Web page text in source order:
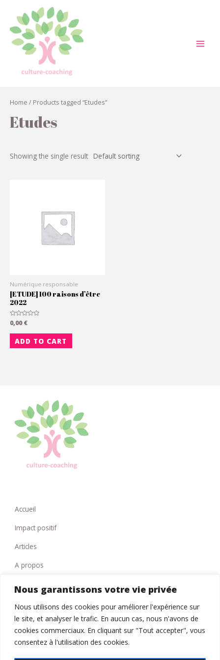
Nous garantissons votre vie privée
Nous utilisons des cookies pour améliorer l'expérience sur
le site, et analyser le trafic. En aucun cas, nous n'avons de
cookies commerciaux. En cliquant sur "Tout accepter", vous
consentez à l'utilisation des cookies.
contenu
Home / Products tagged “Etudes”
Etudes
Showing the single result
Numérique responsable
[ETUDE] 100 raisons d’être
2022
Rated
0
out
0,00€
ADD TO CART
Accueil
Impact positif
Articles
A propos
Politique de confidentialité